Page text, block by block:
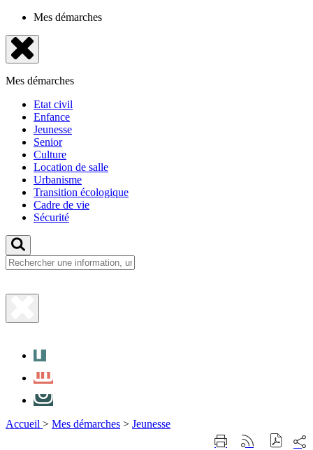
Mes démarches
Fermer
le
menu
Mes démarches
Etat civil
Enfance
Jeunesse
Senior
Culture
Location de salle
Urbanisme
Transition écologique
Cadre de vie
Sécurité
Fermer
Accueil > Mes démarches > Jeunesse
ImprimerGénérer